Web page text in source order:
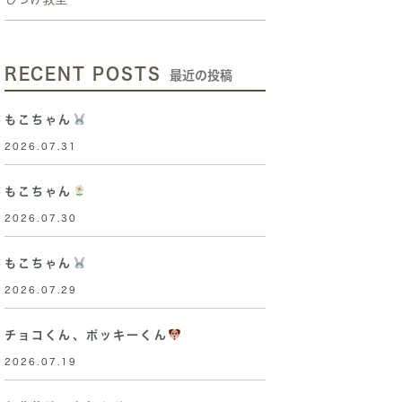
RECENT POSTS 最近の投稿
もこちゃん
2026.07.31
もこちゃん
2026.07.30
もこちゃん
2026.07.29
チョコくん、ポッキーくん
2026.07.19